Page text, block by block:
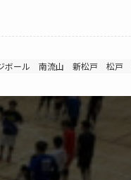
ボール 南流山 新松戸 松戸